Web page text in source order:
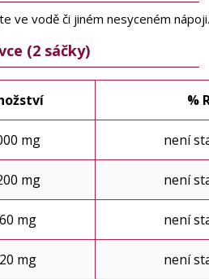
ve vodě či jiném nesyceném nápoji.
(2 sáčky)
%
mg není
mg není
mg není
mg není